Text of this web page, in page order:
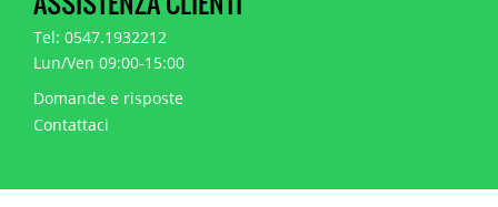
Tel: 0547.1932212
Lun/Ven 09:00-15:00
Domande e risposte
Contattaci